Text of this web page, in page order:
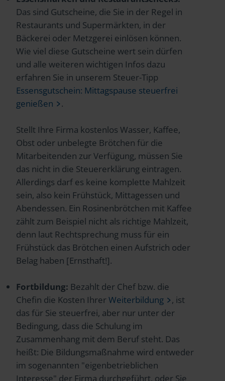
Das sind Gutscheine, die Sie in der Regel in
Restaurants und Supermärkten, in der
Bäckerei oder Metzgerei einlösen können.
Wie viel diese Gutscheine wert sein dürfen
und alle weiteren wichtigen Infos dazu
erfahren Sie in unserem Steuer-Tipp
Essensgutschein: Mittagspause steuerfrei
genießen
.
Stellt Ihre Firma kostenlos Wasser, Kaffee,
Obst oder unbelegte Brötchen für die
Mitarbeitenden zur Verfügung, müssen Sie
das nicht in die Steuererklärung eintragen.
Allerdings darf es keine komplette Mahlzeit
sein, also kein Frühstück, Mittagessen und
Abendessen. Ein Rosinenbrötchen mit Kaffee
zählt zum Beispiel nicht als richtige Mahlzeit,
denn laut Rechtsprechung muss für ein
Frühstück das Brötchen einen Aufstrich oder
Belag haben [Ernsthaft!].
Fortbildung: Bezahlt der Chef bzw. die
Chefin die Kosten IhrerWeiterbildung
, ist
das für Sie steuerfrei, aber nur unter der
Bedingung, dass die Schulung im
Zusammenhang mit dem Beruf steht. Das
heißt: Die Bildungsmaßnahme wird entweder
im sogenannten "eigenbetrieblichen
Interesse" der Firma durchgeführt, oder Sie